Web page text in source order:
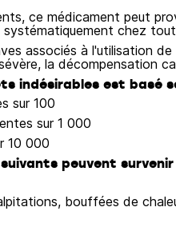
ce médicament peut
systématiquement chez
associés à l'utilisation
la décompensation
indésirables est basé
sur 100
sur 1 000
10 000
peuvent
bouffées de